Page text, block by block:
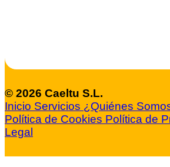
© 2026 Caeltu S.L.
Inicio Servicios ¿Quiénes
Política de Cookies Política de
Legal